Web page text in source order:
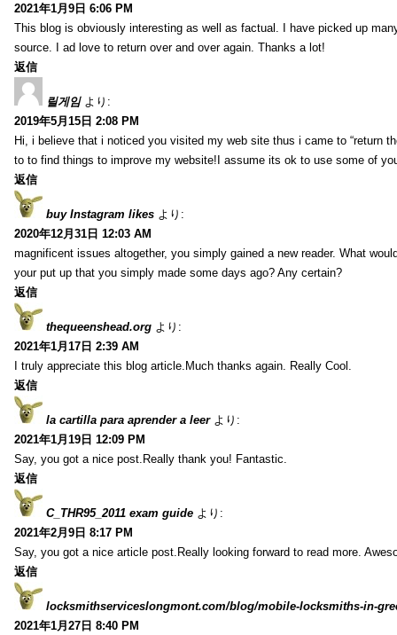
2021年1月9日 6:06 PM
This blog is obviously interesting as well as factual. I have picked up
source. I ad love to return over and over again. Thanks a lot!
返信
릴게임 より:
2019年5月15日 2:08 PM
Hi, i believe that i noticed you visited my web site thus i came to “return
to to find things to improve my website!I assume its ok to use some of
返信
buy Instagram likes より:
2020年12月31日 12:03 AM
magnificent issues altogether, you simply gained a new reader. What
your put up that you simply made some days ago? Any certain?
返信
thequeenshead.org より:
2021年1月17日 2:39 AM
I truly appreciate this blog article.Much thanks again. Really Cool.
返信
la cartilla para aprender a leer より:
2021年1月19日 12:09 PM
Say, you got a nice post.Really thank you! Fantastic.
返信
C_THR95_2011 exam guide より:
2021年2月9日 8:17 PM
Say, you got a nice article post.Really looking forward to read more.
返信
locksmithserviceslongmont.com/blog/mobile-locksmiths-in-
2021年1月27日 8:40 PM